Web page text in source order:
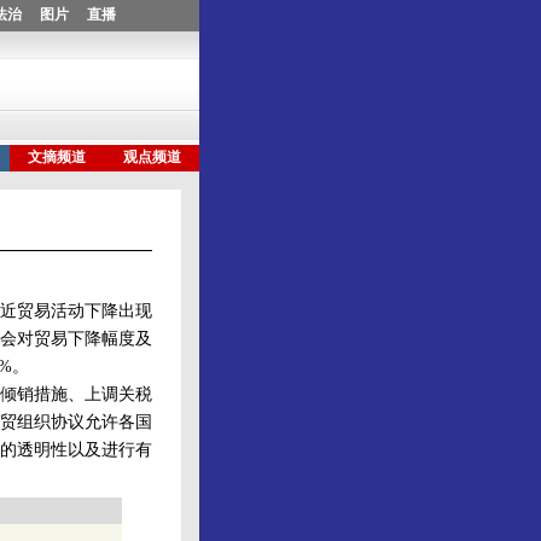
贸易活动下降出现
对贸易下降幅度及
。
销措施、上调关税
组织协议允许各国
透明性以及进行有